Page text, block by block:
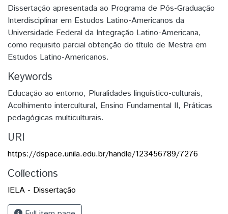
Dissertação apresentada ao Programa de Pós-Graduação
Interdisciplinar em Estudos Latino-Americanos da
Universidade Federal da Integração Latino-Americana,
como requisito parcial obtenção do título de Mestra em
Estudos Latino-Americanos.
Keywords
Educação ao entorno, Pluralidades linguístico-culturais,
Acolhimento intercultural, Ensino Fundamental II, Práticas
pedagógicas multiculturais.
URI
https://dspace.unila.edu.br/handle/123456789/7276
Collections
IELA - Dissertação